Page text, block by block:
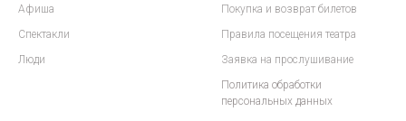
Афиша
Спектакли
Люди
Покупка и возврат билетов
Правила посещения театра
Заявка на прослушивание
Политика обработки
персональных данных